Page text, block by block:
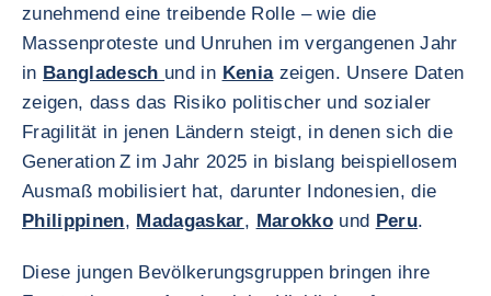
zunehmend eine treibende Rolle – wie die
Massenproteste und Unruhen im vergangenen Jahr
in Bangladesch und in Keniazeigen. Unsere Daten
zeigen, dass das Risiko politischer und sozialer
Fragilität in jenen Ländern steigt, in denen sich die
Generation Z im Jahr 2025 in bislang beispiellosem
Ausmaß mobilisiert hat, darunter Indonesien, die
Philippinen, Madagaskar, Marokkound Peru.
Diese jungen Bevölkerungsgruppen bringen ihre